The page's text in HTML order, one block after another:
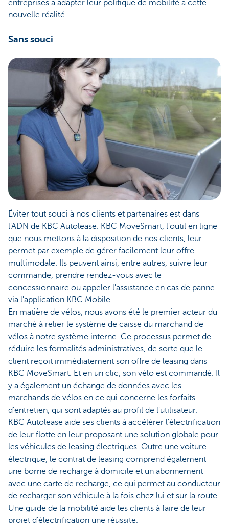
entreprises à adapter leur politique de mobilité à cette
nouvelle réalité.
Sans souci
Éviter tout souci à nos clients et partenaires est dans
l'ADN de KBC Autolease. KBC MoveSmart, l'outil en ligne
que nous mettons à la disposition de nos clients, leur
permet par exemple de gérer facilement leur offre
multimodale. Ils peuvent ainsi, entre autres, suivre leur
commande, prendre rendez-vous avec le
concessionnaire ou appeler l'assistance en cas de panne
via l'application KBC Mobile.
En matière de vélos, nous avons été le premier acteur du
marché à relier le système de caisse du marchand de
vélos à notre système interne. Ce processus permet de
réduire les formalités administratives, de sorte que le
client reçoit immédiatement son offre de leasing dans
KBC MoveSmart. Et en un clic, son vélo est commandé. Il
y a également un échange de données avec les
marchands de vélos en ce qui concerne les forfaits
d'entretien, qui sont adaptés au profil de l'utilisateur.
KBC Autolease aide ses clients à accélérer l'électrification
de leur flotte en leur proposant une solution globale pour
les véhicules de leasing électriques. Outre une voiture
électrique, le contrat de leasing comprend également
une borne de recharge à domicile et un abonnement
avec une carte de recharge, ce qui permet au conducteur
de recharger son véhicule à la fois chez lui et sur la route.
Une guide de la mobilité aide les clients à faire de leur
projet d'électrification une réussite.